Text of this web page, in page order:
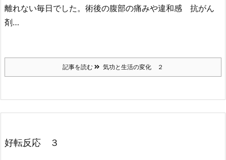
離れない毎日でした。術後の腹部の痛みや違和感 抗がん
剤…
記事を読む 気功と生活の変化 ２
好転反応 ３